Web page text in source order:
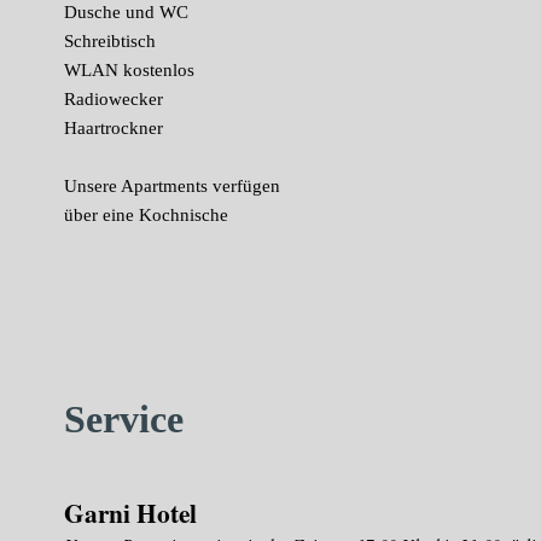
Dusche und WC
Schreibtisch
WLAN kostenlos
Radiowecker
Haartrockner
Unsere Apartments verfügen
über eine Kochnische
Service
Garni Hotel